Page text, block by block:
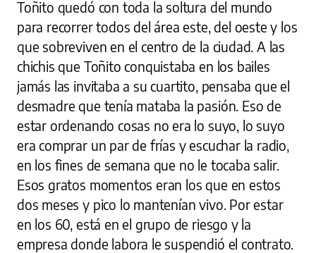
Toñito quedó con toda la soltura del mundo
para recorrer todos del área este, del oeste y los
que sobreviven en el centro de la ciudad. A las
chichis que Toñito conquistaba en los bailes
jamás las invitaba a su cuartito, pensaba que el
desmadre que tenía mataba la pasión. Eso de
estar ordenando cosas no era lo suyo, lo suyo
era comprar un par de frías y escuchar la radio,
en los fines de semana que no le tocaba salir.
Esos gratos momentos eran los que en estos
dos meses y pico lo mantenían vivo. Por estar
en los 60, está en el grupo de riesgo y la
empresa donde labora le suspendió el contrato.